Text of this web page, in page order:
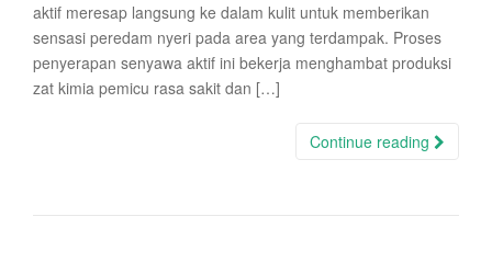
aktif meresap langsung ke dalam kulit untuk memberikan
sensasi peredam nyeri pada area yang terdampak. Proses
penyerapan senyawa aktif ini bekerja menghambat produksi
zat kimia pemicu rasa sakit dan […]
Continue reading